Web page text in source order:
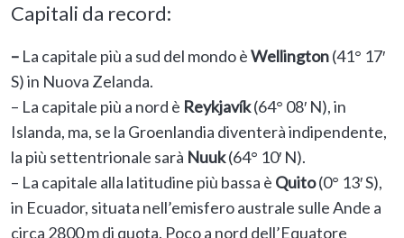
Capitali da record:
– La capitale più a sud del mondo èWellington(41° 17′
S) in Nuova Zelanda.
– La capitale più a nord è Reykjavík(64° 08′ N), in
Islanda, ma, se la Groenlandia diventerà indipendente,
la più settentrionale sarà Nuuk(64° 10′ N).
– La capitale alla latitudine più bassa è Quito(0° 13′ S),
in Ecuador, situata nell’emisfero australe sulle Ande a
circa 2800 m di quota. Poco a nord dell’Equatore